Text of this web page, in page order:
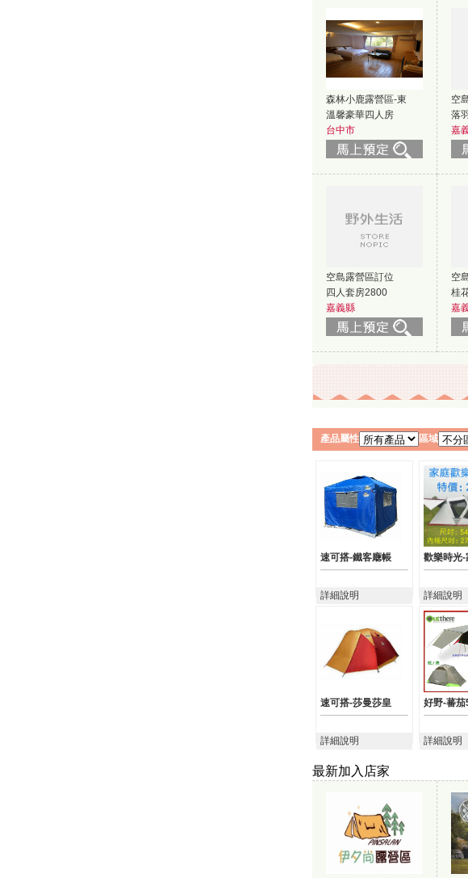
森林小鹿露營區-東
溫馨豪華四人房
台中市
空
落
嘉
空島露營區訂位
四人套房2800
嘉義縣
空
桂
嘉
產品屬性 區域
速可搭-鐵客廰帳
詳細說明
歡樂時光-
詳細說明
速可搭-莎曼莎皇
詳細說明
好野-蕃茄
詳細說明
最新加入店家